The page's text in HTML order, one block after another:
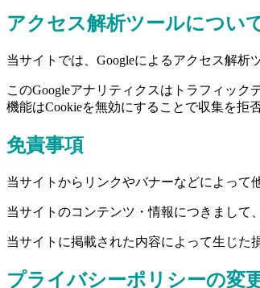
アクセス解析ツールについ
当サイトでは、Googleによるアクセス解析
このGoogleアナリティクスはトラフィッ
機能はCookieを無効にすることで収集を拒
免責事項
当サイトからリンクやバナーなどによって
当サイトのコンテンツ・情報につきまして
当サイトに掲載された内容によって生じた
プライバシーポリシーの変